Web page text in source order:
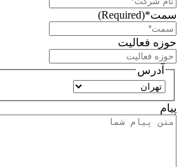
سمت*(Required)
حوزه فعالیت
آدرس
استان
پیام